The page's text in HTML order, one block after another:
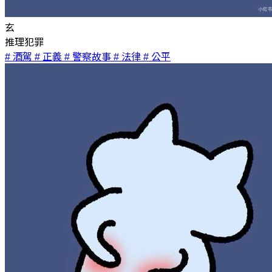
玄
推理犯罪
# 酒駕 # 正義 # 警察故事 # 法律 # 公平